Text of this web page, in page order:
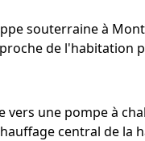
souterraine à
de l'habitation
une pompe à
central de la